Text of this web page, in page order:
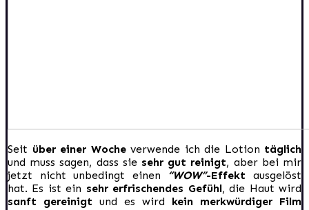
Seit über einer Woche verwende ich die Lotion täglich
und muss sagen, dass sie sehr gut reinigt, aber bei mir
jetzt nicht unbedingt einen “WOW”-Effekt ausgelöst
hat. Es ist ein sehr erfrischendes Gefühl, die Haut wird
sanft gereinigt und es wird kein merkwürdiger Film